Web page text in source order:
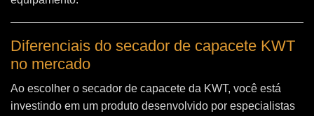
Diferenciais do secador de capacete KWT
no mercado
Ao escolher o secador de capacete da KWT, você está
investindo em um produto desenvolvido por especialistas